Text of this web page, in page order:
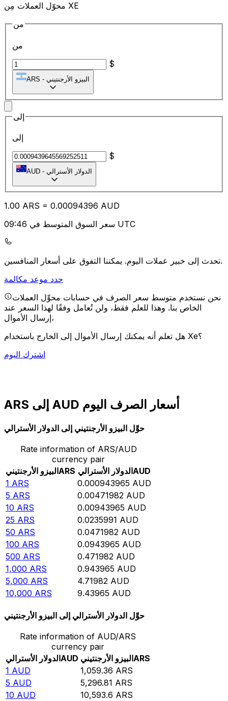
محوّل العملات مِن XE
من
من
$
ARS - البيزو الأرجنتيني
إلى
إلى
$
AUD - الدولار الأسترالي
1.00 ARS = 0.00094396 AUD
سعر السوق المتوسط في 09:46 UTC
تحدث إلى خبير عملات اليوم.يمكننا التفوق على أسعار المنافسين.
حدد موعد مكالمة
نحن نستخدم متوسط سعر الصرف في حسابات محوِّل العملات
الخاص بنا. وهذا للعلم فقط، ولن تُعامل وفقًا لهذا السعر عند
إرسال الأموال،
هل تعلم أنه يمكنك إرسال الأموال إلى الخارج باستخدام Xe؟
اشترك اليوم
ARS إلى AUD أسعار الصرف اليوم
حوِّل البيزو الأرجنتيني إلى الدولار الأسترالي
Rate information of ARS/AUD
currency pair
البيزو الأرجنتينيARS الدولار الأستراليAUD
1 ARS 0.000943965 AUD
5 ARS 0.00471982 AUD
10 ARS 0.00943965 AUD
25 ARS 0.0235991 AUD
50 ARS 0.0471982 AUD
100 ARS 0.0943965 AUD
500 ARS 0.471982 AUD
1,000 ARS 0.943965 AUD
5,000 ARS 4.71982 AUD
10,000 ARS 9.43965 AUD
حوِّل الدولار الأسترالي إلى البيزو الأرجنتيني
Rate information of AUD/ARS
currency pair
الدولار الأستراليAUD البيزو الأرجنتينيARS
1 AUD 1,059.36 ARS
5 AUD 5,296.81 ARS
10 AUD 10,593.6 ARS